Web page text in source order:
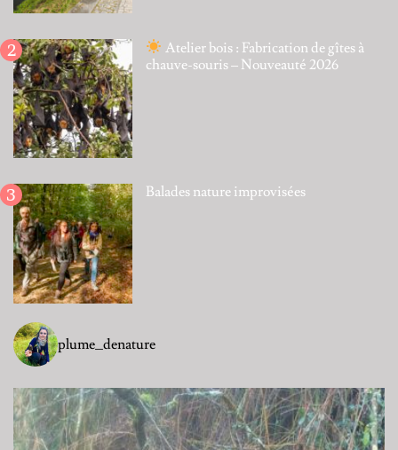
Atelier bois : Fabrication de gîtes à
chauve-souris – Nouveauté 2026
Balades nature improvisées
plume_denature